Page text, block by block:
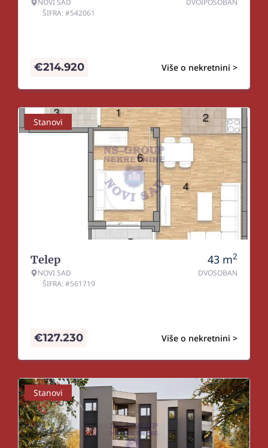
NOVI SAD
ŠIFRA: #542061
DVOIPOSOBAN
Više o nekretnini >
€214.920
Stanovi
Telep
NOVI SAD
ŠIFRA: #561719
43 m2
DVOSOBAN
Više o nekretnini >
€127.230
Stanovi